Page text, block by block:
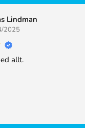
Lindman
2025
allt.